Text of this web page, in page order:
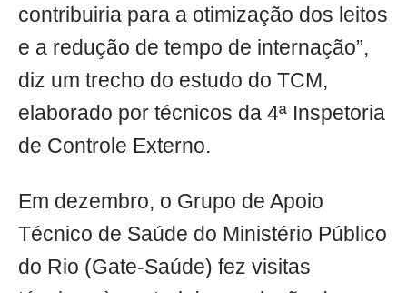
contribuiria para a otimização dos leitos
e a redução de tempo de internação”,
diz um trecho do estudo do TCM,
elaborado por técnicos da 4ª Inspetoria
de Controle Externo.
Em dezembro, o Grupo de Apoio
Técnico de Saúde do Ministério Público
do Rio (Gate-Saúde) fez visitas